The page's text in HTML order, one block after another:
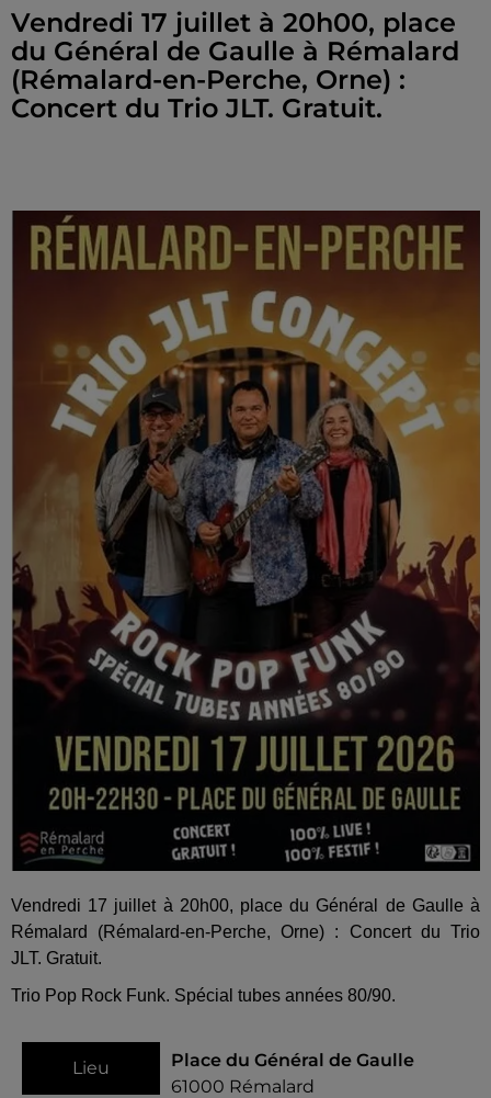
Vendredi 17 juillet à 20h00, place
du Général de Gaulle à Rémalard
(Rémalard-en-Perche, Orne) :
Concert du Trio JLT. Gratuit.
Vendredi 17 juillet à 20h00, place du Général de Gaulle à
Rémalard (Rémalard-en-Perche, Orne) : Concert du Trio
JLT. Gratuit.
Trio Pop Rock Funk. Spécial tubes années 80/90.
Lieu
Place du Général de Gaulle
61000 Rémalard